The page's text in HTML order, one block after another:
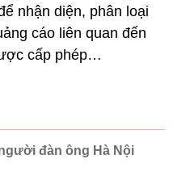
nhận diện, phân loại
cáo liên quan đến
cấp phép…
đàn ông Hà Nội